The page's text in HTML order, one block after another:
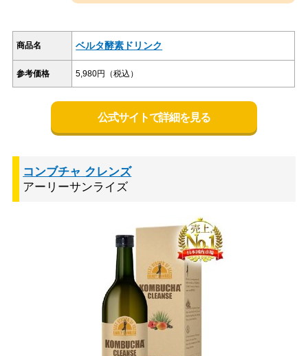
商品名 ベルタ酵素ドリンク
参考価格 5,980円（税込）
公式サイトで詳細を見る
コンブチャ クレンズ
アーリーサンライズ